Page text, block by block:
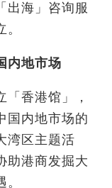
出海」咨询服
内地市场
香港馆」，
国内地市场的
湾区主题活
助港商发掘大